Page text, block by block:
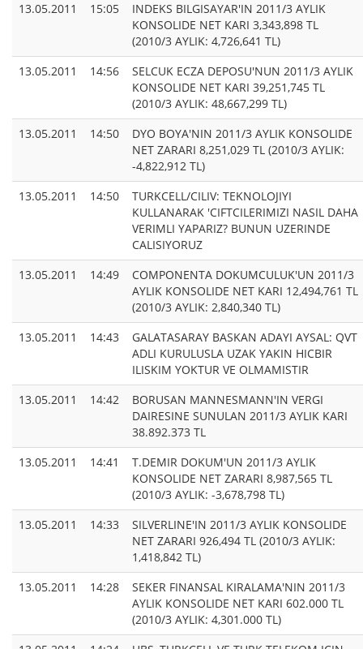
13.05.2011
15:05
INDEKS BILGISAYAR'IN 2011/3 AYLIK
KONSOLIDE NET KARI 3,343,898 TL
(2010/3 AYLIK: 4,726,641 TL)
13.05.2011
14:56
SELCUK ECZA DEPOSU'NUN 2011/3 AYLIK
KONSOLIDE NET KARI 39,251,745 TL
(2010/3 AYLIK: 48,667,299 TL)
13.05.2011
14:50
DYO BOYA'NIN 2011/3 AYLIK KONSOLIDE
NET ZARARI 8,251,029 TL (2010/3 AYLIK:
-4,822,912 TL)
13.05.2011
14:50
TURKCELL/CILIV: TEKNOLOJIYI
KULLANARAK 'CIFTCILERIMIZI NASIL DAHA
VERIMLI YAPARIZ? BUNUN UZERINDE
CALISIYORUZ
13.05.2011
14:49
COMPONENTA DOKUMCULUK'UN 2011/3
AYLIK KONSOLIDE NET KARI 12,494,761 TL
(2010/3 AYLIK: 2,840,340 TL)
13.05.2011
14:43
GALATASARAY BASKAN ADAYI AYSAL: QVT
ADLI KURULUSLA UZAK YAKIN HICBIR
ILISKIM YOKTUR VE OLMAMISTIR
13.05.2011
14:42
BORUSAN MANNESMANN'IN VERGI
DAIRESINE SUNULAN 2011/3 AYLIK KARI
38.892.373 TL
13.05.2011
14:41
T.DEMIR DOKUM'UN 2011/3 AYLIK
KONSOLIDE NET ZARARI 8,987,565 TL
(2010/3 AYLIK: -3,678,798 TL)
13.05.2011
14:33
SILVERLINE'IN 2011/3 AYLIK KONSOLIDE
NET ZARARI 926,494 TL (2010/3 AYLIK:
1,418,842 TL)
13.05.2011
14:28
SEKER FINANSAL KIRALAMA'NIN 2011/3
AYLIK KONSOLIDE NET KARI 602.000 TL
(2010/3 AYLIK: 4,301.000 TL)